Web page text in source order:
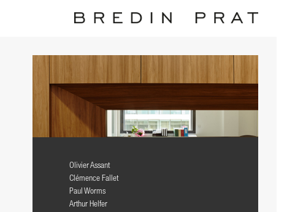
Olivier Assant
Clémence Fallet
Paul Worms
Arthur Helfer